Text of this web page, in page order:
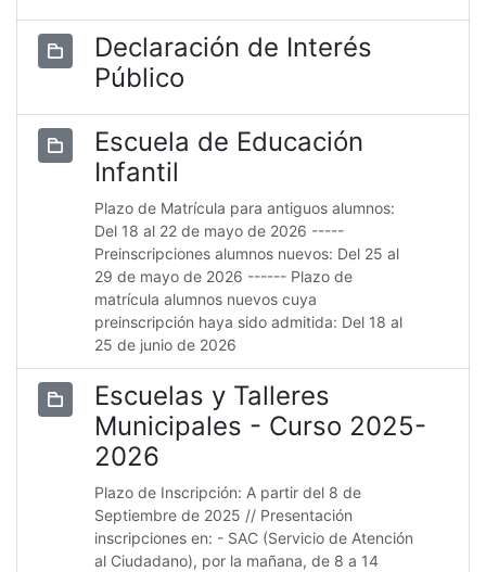
Declaración de Interés
Público
Escuela de Educación
Infantil
Plazo de Matrícula para antiguos alumnos:
Del 18 al 22 de mayo de 2026 -----
Preinscripciones alumnos nuevos: Del 25 al
29 de mayo de 2026 ------ Plazo de
matrícula alumnos nuevos cuya
preinscripción haya sido admitida: Del 18 al
25 de junio de 2026
Escuelas y Talleres
Municipales - Curso 2025-
2026
Plazo de Inscripción: A partir del 8 de
Septiembre de 2025 // Presentación
inscripciones en: - SAC (Servicio de Atención
al Ciudadano), por la mañana, de 8 a 14